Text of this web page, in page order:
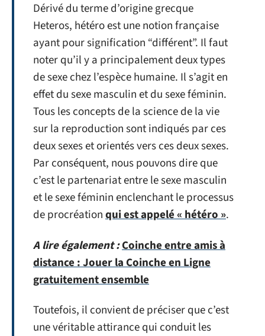
Dérivé du terme d’origine grecque
Heteros, hétéro est une notion française
ayant pour signification “différent”. Il faut
noter qu’il y a principalement deux types
de sexe chez l’espèce humaine. Il s’agit en
effet du sexe masculin et du sexe féminin.
Tous les concepts de la science de la vie
sur la reproduction sont indiqués par ces
deux sexes et orientés vers ces deux sexes.
Par conséquent, nous pouvons dire que
c’est le partenariat entre le sexe masculin
et le sexe féminin enclenchant le processus
de procréationqui est appelé « hétéro ».
A lire également :Coinche entre amis à
distance : Jouer la Coinche en Ligne
gratuitement ensemble
Toutefois, il convient de préciser que c’est
une véritable attirance qui conduit les